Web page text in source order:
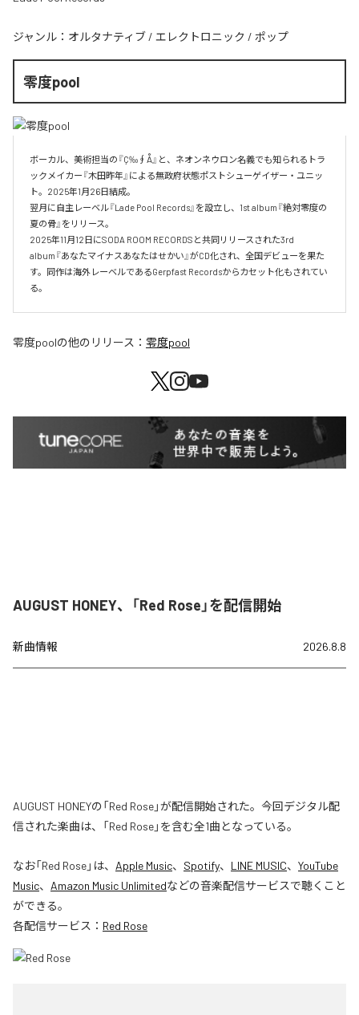
ジャンル： オルタナティブ / エレクトロニック / ポップ
零度pool
ボーカル、美術担当の『Ç‰∮Å』と、ネオンネウロン名義でも知られるトラ
ックメイカー『木田昨年』による無政府状態ポストシューゲイザー・ユニッ
ト。2025年1月26日結成。
翌月に自主レーベル『Lade Pool Records』を設立し、1st album『絶対零度の
夏の骨』をリリース。
2025年11月12日にSODA ROOM RECORDSと共同リリースされた3rd
album『あなたマイナスあなたはせかい』がCD化され、全国デビューを果た
す。同作は海外レーベルであるGerpfast Recordsからカセット化もされてい
る。
零度poolの他のリリース： 零度pool
AUGUST HONEY、「Red Rose」を配信開始
新曲情報 2026.8.8
AUGUST HONEYの「Red Rose」が配信開始された。今回デジタル配
信された楽曲は、「Red Rose」を含む全1曲となっている。
なお「Red Rose」は、 Apple Music、 Spotify、 LINE MUSIC、 YouTube
Music、 Amazon Music Unlimitedなどの音楽配信サービスで聴くこと
ができる。
各配信サービス： Red Rose